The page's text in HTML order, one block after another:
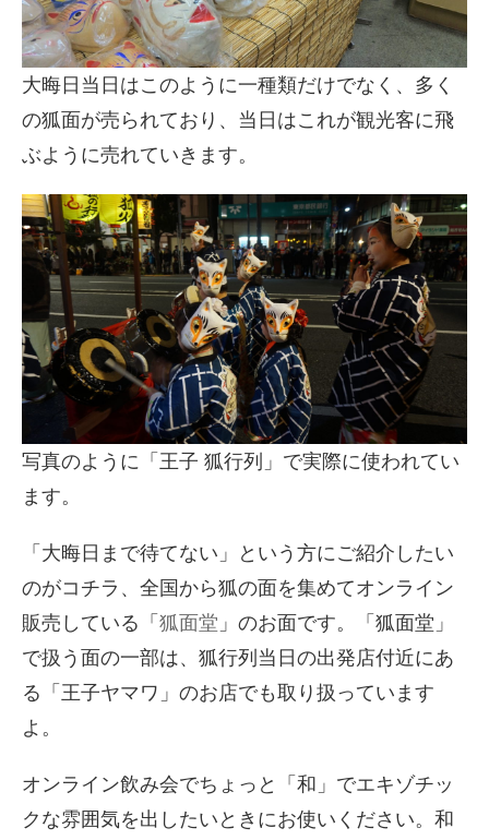
大晦日当日はこのように一種類だけでなく、多く
の狐面が売られており、当日はこれが観光客に飛
ぶように売れていきます。
写真のように「王子 狐行列」で実際に使われてい
ます。
「大晦日まで待てない」という方にご紹介したい
のがコチラ、全国から狐の面を集めてオンライン
販売している「 狐面堂 」のお面です。「狐面堂」
で扱う面の一部は、狐行列当日の出発店付近にあ
る「王子ヤマワ」のお店でも取り扱っています
よ。
オンライン飲み会でちょっと「和」でエキゾチッ
クな雰囲気を出したいときにお使いください。和